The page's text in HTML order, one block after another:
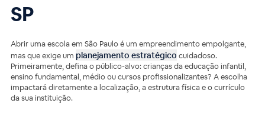
SP
Abrir uma escola em São Paulo é um empreendimento empolgante,
mas que exige um planejamento estratégico cuidadoso.
Primeiramente, defina o público-alvo: crianças da educação infantil,
ensino fundamental, médio ou cursos profissionalizantes? A escolha
impactará diretamente a localização, a estrutura física e o currículo
da sua instituição.